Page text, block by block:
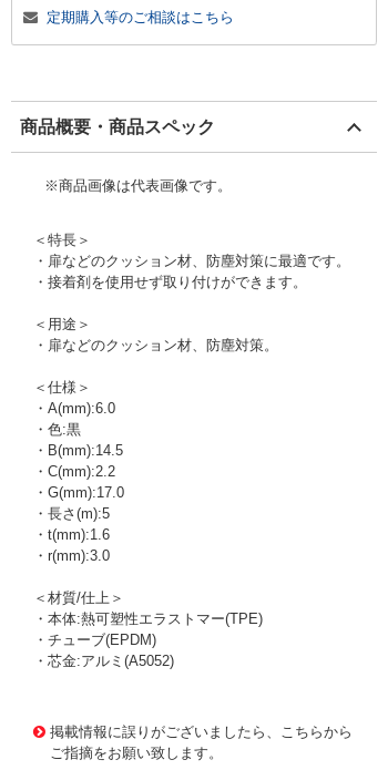
定期購入等のご相談はこちら
商品概要・商品スペック
※商品画像は代表画像です。
＜特長＞
・扉などのクッション材、防塵対策に最適です。
・接着剤を使用せず取り付けができます。
＜用途＞
・扉などのクッション材、防塵対策。
＜仕様＞
・A(mm):6.0
・色:黒
・B(mm):14.5
・C(mm):2.2
・G(mm):17.0
・長さ(m):5
・t(mm):1.6
・r(mm):3.0
＜材質/仕上＞
・本体:熱可塑性エラストマー(TPE)
・チューブ(EPDM)
・芯金:アルミ(A5052)
掲載情報に誤りがございましたら、こちらから
ご指摘をお願い致します。